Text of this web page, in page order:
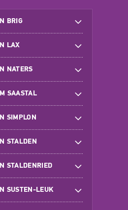
BRIG
LAX
NATERS
SAASTAL
SIMPLON
STALDEN
STALDENRIED
SUSTEN-LEUK